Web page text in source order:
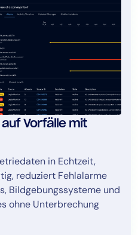
Vorfälle mit
in Echtzeit,
reduziert Fehlalarme
Bildgebungssysteme und
ohne Unterbrechung